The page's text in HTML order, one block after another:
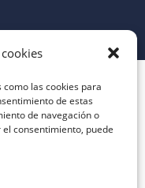
las cookies para
de estas
de navegación o
consentimiento, puede